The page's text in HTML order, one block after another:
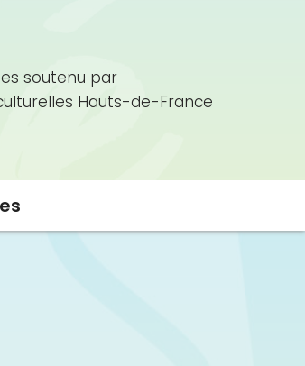
soutenu par
Hauts-de-France